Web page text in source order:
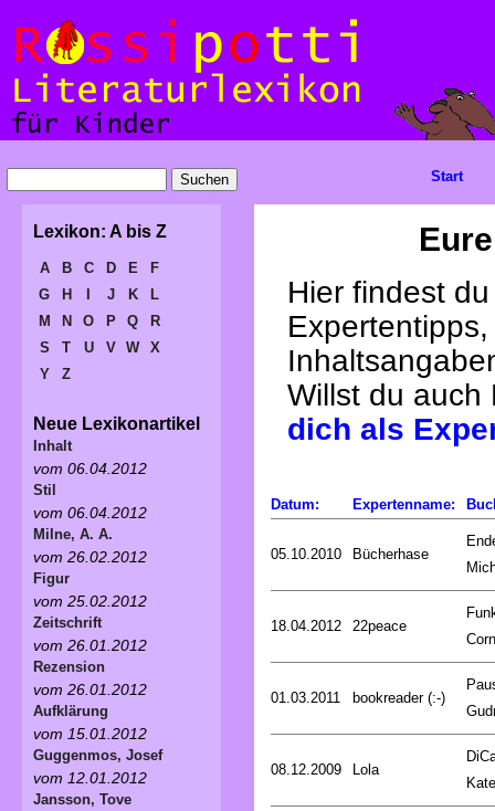
Hier findest
Willst du
dich als
Datum: Expertenname:
05.10.2010 Bücherhase
18.04.2012 22peace
01.03.2011 bookreader (:-)
08.12.2009 Lola
Kate
Start
Lexikon: A bis Z
A B C D E
F
G
H J K
L
M
N O P Q
R
S
T U V W
X
Y
Z
Neue Lexikonartikel
Inhalt
vom 06.04.2012
Stil
vom 06.04.2012
Milne, A. A.
vom 26.02.2012
Figur
vom 25.02.2012
Zeitschrift
vom 26.01.2012
Rezension
vom 26.01.2012
Aufklärung
vom 15.01.2012
Guggenmos, Josef
vom 12.01.2012
Jansson, Tove